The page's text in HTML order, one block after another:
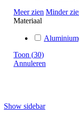
Meer zien Minder
Materiaal
Aluminium
Toon (30)
Annuleren
Show sidebar